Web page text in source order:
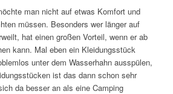
man nicht auf etwas Komfort und
müssen. Besonders wer länger auf
hat einen großen Vorteil, wenn er ab
kann. Mal eben ein Kleidungsstück
unter dem Wasserhahn ausspülen,
ist das dann schon sehr
da besser an als eine Camping